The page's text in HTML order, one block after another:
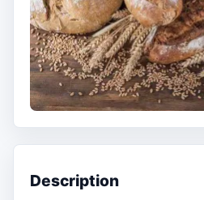
Description